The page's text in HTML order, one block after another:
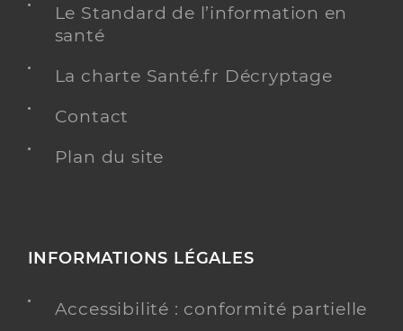
Le Standard de l’information en
santé
La charte Santé.fr Décryptage
Contact
Plan du site
INFORMATIONS LÉGALES
Accessibilité : conformité partielle